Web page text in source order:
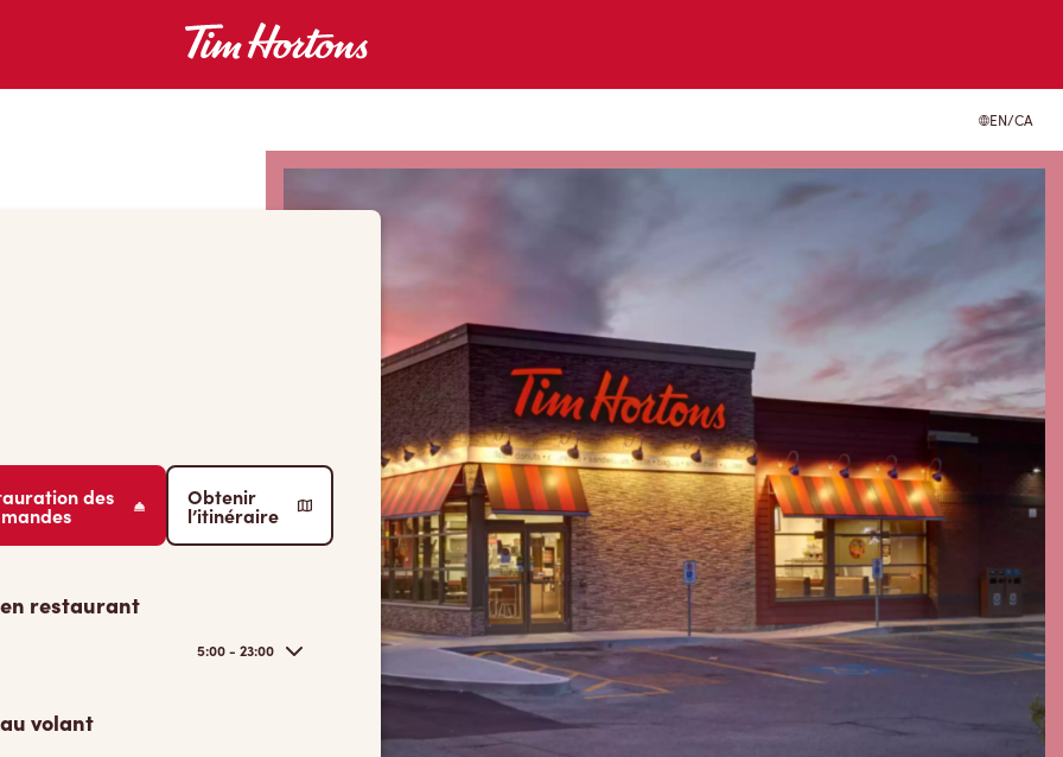
EN/CA
des Obtenir
l’itinéraire
restaurant
5:00 - 23:00
volant